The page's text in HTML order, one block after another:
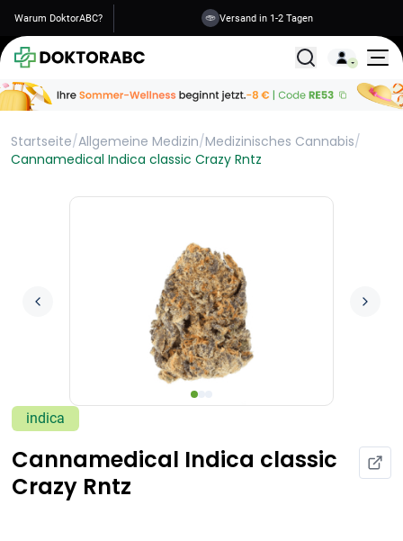
Warum DoktorABC? Versand in 1-2 Tagen
Alle
Startseite/Allgemeine Medizin/Medizinisches Cannabis/
Cannamedical Indica classic Crazy Rntz
indica
Cannamedical Indica classic
Crazy Rntz